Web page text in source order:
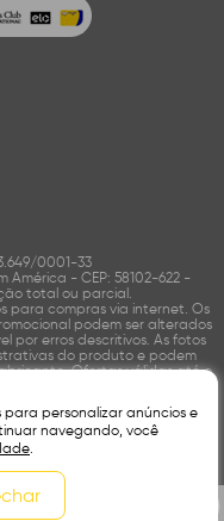
0001-33
América - CEP: 58102-622 -
total ou parcial.
para compras via internet. Os
podem ser alterados
por erros descritivos. As fotos
do produto e podem
Ofertas válidas até o
personalizar anúncios e
navegando, você
.